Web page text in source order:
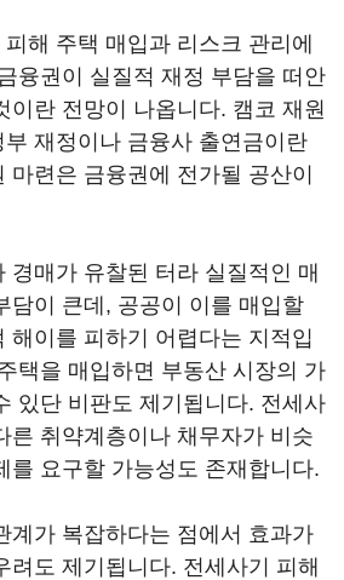
해 주택 매입과 리스크 관리에
융권이 실질적 재정 부담을 떠안
이란 전망이 나옵니다. 캠코 재원
재정이나 금융사 출연금이란
마련은 금융권에 전가될 공산이
경매가 유찰된 터라 실질적인 매
담이 큰데, 공공이 이를 매입할
해이를 피하기 어렵다는 지적입
택을 매입하면 부동산 시장의 가
있단 비판도 제기됩니다. 전세사
른 취약계층이나 채무자가 비슷
를 요구할 가능성도 존재합니다.
계가 복잡하다는 점에서 효과가
려도 제기됩니다. 전세사기 피해